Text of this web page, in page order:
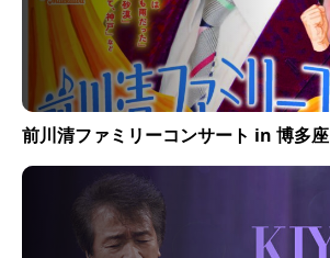
前川清ファミリーコンサート in 博多座